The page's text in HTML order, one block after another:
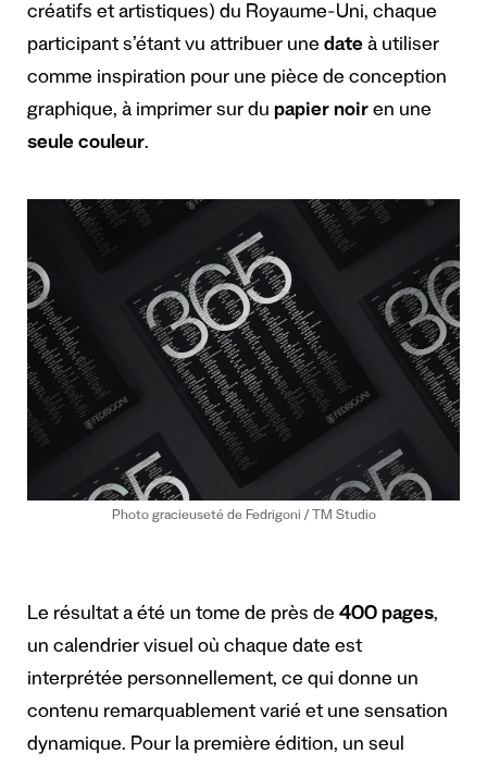
créatifs et artistiques) du Royaume-Uni, chaque
participant s’étant vu attribuer une date à utiliser
comme inspiration pour une pièce de conception
graphique, à imprimer sur du papier noir en une
seule couleur.
Photo gracieuseté de Fedrigoni / TM Studio
Le résultat a été un tome de près de 400 pages,
un calendrier visuel où chaque date est
interprétée personnellement, ce qui donne un
contenu remarquablement varié et une sensation
dynamique. Pour la première édition, un seul